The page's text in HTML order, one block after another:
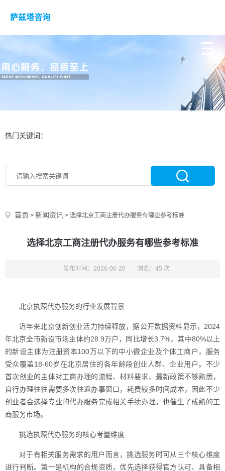
萨兹塔咨询
热门关键词：
首页 > 新闻资讯 > 选择北京工商注册代办服务有哪些参考标准
选择北京工商注册代办服务有哪些参考标准
发布时间：2026-06-20 浏览：45 次
北京执照代办服务的行业发展背景
近年来北京创新创业活力持续释放，据公开数据资料显示，2024
年北京全市新设市场主体约28.9万户，同比增长3.7%，其中80%以上
的新设主体为注册资本100万以下的中小微企业及个体工商户，服务
受众覆盖18-60岁在北京居住的各年龄段创业人群、企业用户。不少
首次创业的主体对工商办理的流程、材料要求、最新政策不够熟悉，
自行办理往往需要多次往返办事窗口，耗费较多时间成本，因此不少
创业者会选择专业的代办服务完成相关手续办理，也催生了成熟的工
商服务市场。
挑选执照代办服务的核心考量维度
对于有相关服务需求的用户而言，挑选服务时可从三个核心维度
进行判断。第一是机构的合规资质，优先选择获得官方认可、具备相